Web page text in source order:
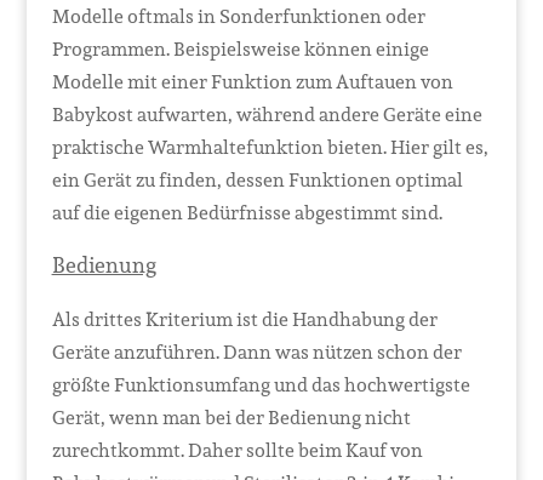
Modelle oftmals in Sonderfunktionen oder
Programmen. Beispielsweise können einige
Modelle mit einer Funktion zum Auftauen von
Babykost aufwarten, während andere Geräte eine
praktische Warmhaltefunktion bieten. Hier gilt es,
ein Gerät zu finden, dessen Funktionen optimal
auf die eigenen Bedürfnisse abgestimmt sind.
Bedienung
Als drittes Kriterium ist die Handhabung der
Geräte anzuführen. Dann was nützen schon der
größte Funktionsumfang und das hochwertigste
Gerät, wenn man bei der Bedienung nicht
zurechtkommt. Daher sollte beim Kauf von